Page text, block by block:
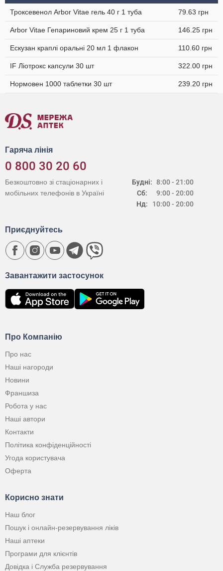
Троксевенол Arbor Vitae гель 40 г 1 туба 79.63 грн
Arbor Vitae Гепариновий крем 25 г 1 туба 146.25 грн
Ескузан краплі оральні 20 мл 1 флакон 110.60 грн
IF Ліотрокс капсули 30 шт 322.00 грн
Нормовен 1000 таблетки 30 шт 239.20 грн
Гаряча лінія
0 800 30 20 60
Будні:
Сб:
Нд:
8:00 - 21:00
9:00 - 20:00
10:00 - 20:00
Безкоштовно зі стаціонарних і
мобільних телефонів в Україні
Про Компанію
Про нас
Наші нагороди
Новини
Франшиза
Робота у нас
Наші автори
Контакти
Політика конфіденційності
Угода користувача
Оферта
Корисно знати
Наш блог
Пошук і онлайн-резервування ліків
Наші аптеки
Програми для клієнтів
Довідка і Служба резервування
Завантажити застосунок
Приєднуйтесь